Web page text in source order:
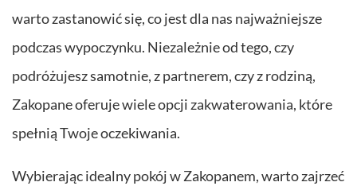
warto zastanowić się, co jest dla nas najważniejsze
podczas wypoczynku. Niezależnie od tego, czy
podróżujesz samotnie, z partnerem, czy z rodziną,
Zakopane oferuje wiele opcji zakwaterowania, które
spełnią Twoje oczekiwania.
Wybierając idealny pokój w Zakopanem, warto zajrzeć